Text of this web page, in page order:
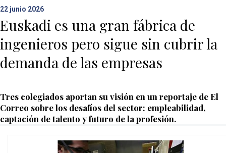
22 junio 2026
Euskadi es una gran fábrica de
ingenieros pero sigue sin cubrir la
demanda de las empresas
Tres colegiados aportan su visión en un reportaje de El
Correo sobre los desafíos del sector: empleabilidad,
captación de talento y futuro de la profesión.